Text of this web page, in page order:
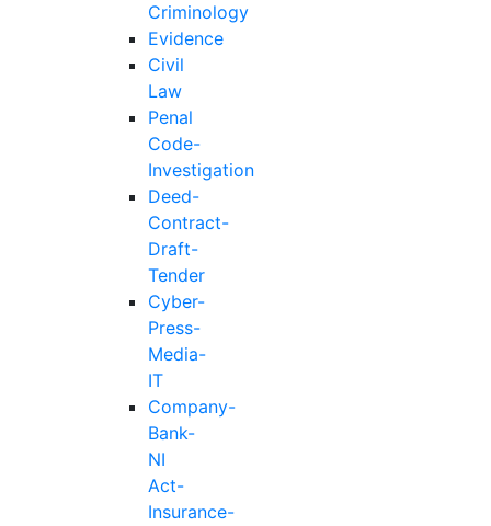
Criminology
Evidence
Civil
Law
Penal
Code-
Investigation
Deed-
Contract-
Draft-
Tender
Cyber-
Press-
Media-
IT
Company-
Bank-
NI
Act-
Insurance-